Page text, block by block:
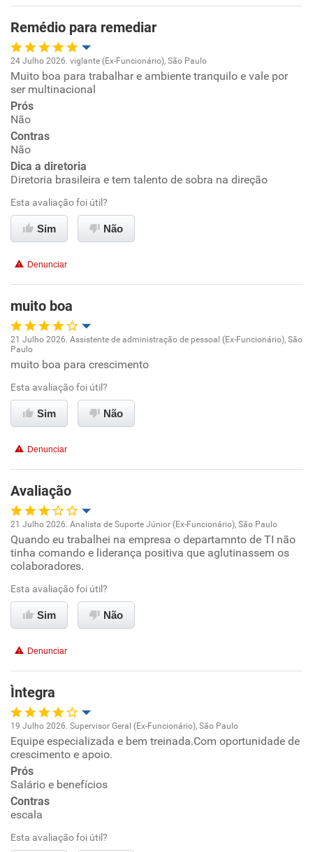
Benefícios
Recomenda esta empresa
Remédio para remediar
Oportunidade de promoção
Ambiente de trabalho
Conciliação com a vida familiar
Benefícios
Recomenda esta empresa
Recomenda a diretoria
24 Julho 2026. viglante (Ex-Funcionário), São Paulo
Muito boa para trabalhar e ambiente tranquilo e vale por
ser multinacional
Prós
Não
Contras
Não
Dica a diretoria
Diretoria brasileira e tem talento de sobra na direção
Esta avaliação foi útil?
Sim Não
Denunciar
muito boa
Oportunidade de promoção
Ambiente de trabalho
Conciliação com a vida familiar
Recomenda esta empresa
Recomenda a diretoria
21 Julho 2026. Assistente de administração de pessoal (Ex-Funcionário), São
Paulo
muito boa para crescimento
Esta avaliação foi útil?
Sim Não
Denunciar
Avaliação
Oportunidade de promoção
Conciliação com a vida familiar
21 Julho 2026. Analista de Suporte Júnior (Ex-Funcionário), São Paulo
Quando eu trabalhei na empresa o departamnto de TI não
tinha comando e liderança positiva que aglutinassem os
colaboradores.
Esta avaliação foi útil?
Sim Não
Denunciar
Ìntegra
Oportunidade de promoção
Ambiente de trabalho
Conciliação com a vida familiar
Benefícios
19 Julho 2026. Supervisor Geral (Ex-Funcionário), São Paulo
Equipe especializada e bem treinada.Com oportunidade de
crescimento e apoio.
Prós
Salário e benefícios
Contras
escala
Esta avaliação foi útil?